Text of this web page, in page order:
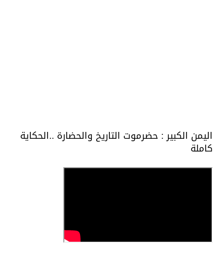
اليمن الكبير : حضرموت التاريخ والحضارة ..الحكاية
كاملة